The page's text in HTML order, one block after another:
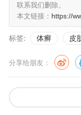
联系我们删除。
本文链接： https://
标签: 体癣 皮
分享给朋友：